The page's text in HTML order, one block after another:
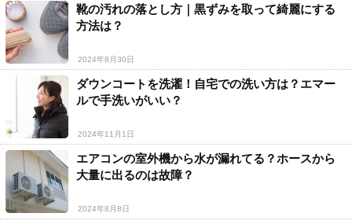
靴の汚れの落とし方｜黒ずみを取って綺麗にする
方法は？
2024年8月30日
ダウンコートを洗濯！自宅での洗い方は？エマー
ルで手洗いがいい？
2024年11月1日
エアコンの室外機から水が漏れてる？ホースから
大量に出るのは故障？
2024年8月8日